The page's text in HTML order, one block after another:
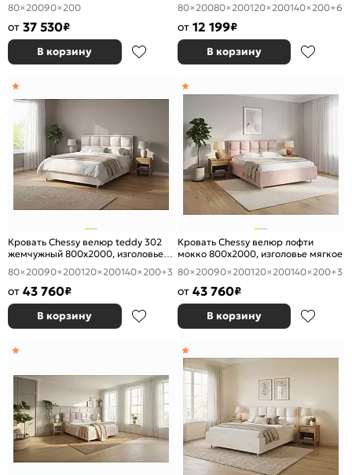
изголовье мягкое
80×20090×200
от 37 530₽
В корзину
изголовье жесткое
80×20080×200120×200140×200+6
от 12 199₽
В корзину
Кровать Chessy велюр teddy 302
жемчужный 800x2000, изголовье
мягкое
80×20090×200120×200140×200+3
от 43 760₽
В корзину
Кровать Chessy велюр лофти
мокко 800x2000, изголовье мягкое
80×20090×200120×200140×200+3
от 43 760₽
В корзину